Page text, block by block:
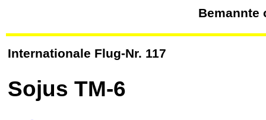
Bemannte
Internationale Flug-Nr. 117
Sojus TM-6